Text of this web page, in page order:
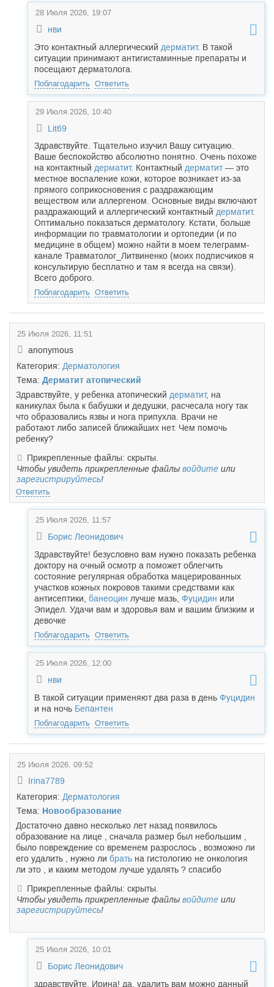
28 Июля 2026, 19:07
нви
Это контактный аллергический дерматит. В такой
ситуации принимают антигистаминные препараты и
посещают дерматолога.
Поблагодарить Ответить
29 Июля 2026, 10:40
Lit69
Здравствуйте. Тщательно изучил Вашу ситуацию.
Ваше беспокойство абсолютно понятно. Очень похоже
на контактный дерматит. Контактный дерматит— это
местное воспаление кожи, которое возникает из-за
прямого соприкосновения с раздражающим
веществом или аллергеном. Основные виды включают
раздражающий и аллергический контактный дерматит.
Оптимально показаться дерматологу. Кстати, больше
информации по травматологии и ортопедии (и по
медицине в общем) можно найти в моем телеграмм-
канале Травматолог_Литвиненко (моих подписчиков я
консультирую бесплатно и там я всегда на связи).
Всего доброго.
Поблагодарить Ответить
25 Июля 2026, 11:51
anonymous
Категория: Дерматология
Тема: Дерматит атопический
Здравствуйте, у ребенка атопический дерматит, на
каникулах была к бабушки и дедушки, расчесала ногу так
что образовались язвы и нога припухла. Врачи не
работают либо записей ближайших нет. Чем помочь
ребенку?
Прикрепленные файлы: скрыты.
Чтобы увидеть прикрепленные файлы войдите или
зарегистрируйтесь!
Ответить
25 Июля 2026, 11:57
Борис Леонидович
Здравствуйте! безусловно вам нужно показать ребенка
доктору на очный осмотр а поможет облегчить
состояние регулярная обработка мацерированных
участков кожных покровов такими средствами как
антисептики, банеоцин лучше мазь, Фуцидин или
Эпидел. Удачи вам и здоровья вам и вашим близким и
девочке
Поблагодарить Ответить
25 Июля 2026, 12:00
нви
В такой ситуации применяют два раза в день Фуцидин
и на ночь Бепантен
Поблагодарить Ответить
25 Июля 2026, 09:52
Irina7789
Категория: Дерматология
Тема: Новообразование
Достаточно давно несколько лет назад появилось
образование на лице , сначала размер был небольшим ,
было повреждение со временем разрослось , возможно ли
его удалить , нужно ли брать на гистологию не онкология
ли это , и каким методом лучше удалять ? спасибо
Прикрепленные файлы: скрыты.
Чтобы увидеть прикрепленные файлы войдите или
зарегистрируйтесь!
25 Июля 2026, 10:01
Борис Леонидович
здравствуйте, Ирина! да, удалить вам можно данный